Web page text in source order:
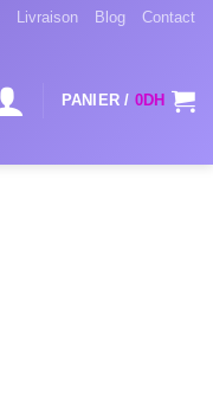
Livraison Blog Contact
PANIER / 0DH